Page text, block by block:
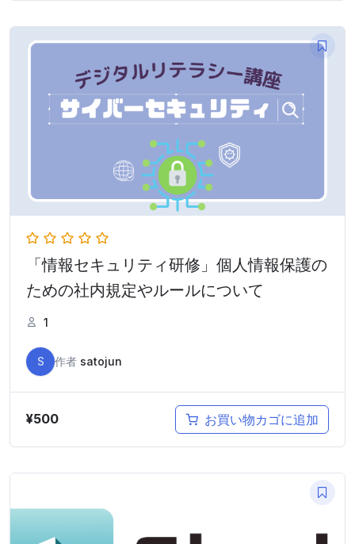
「情報セキュリティ研修」個人情報保護の
ための社内規定やルールについて
1
S 作者 satojun
¥500 お買い物カゴに追加